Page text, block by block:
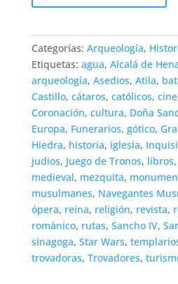
Categorías: Arqueología,
Etiquetas: agua, Alcalá de
arqueología, Asedios, Atila,
Castillo, cátaros, católicos, cine
Coronación, cultura, Doña
Europa, Funerarios, gótico,
Hiedra, historia, iglesia,
judios, Juego de Tronos, libros,
medieval, mezquita,
musulmanes, Navegantes
ópera, reina, religión, revista,
romànico, rutas, Sancho IV,
sinagoga, Star Wars,
trovadoras, Trovadores,